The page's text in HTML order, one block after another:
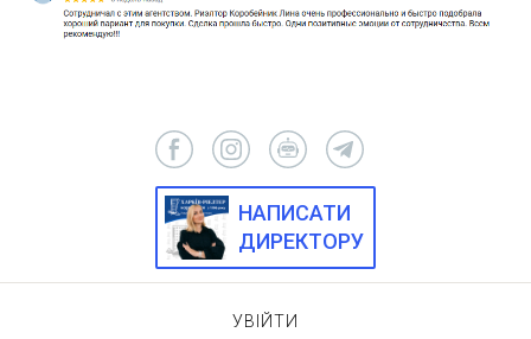
НАПИСАТИ
ДИРЕКТОРУ
УВІЙТИ